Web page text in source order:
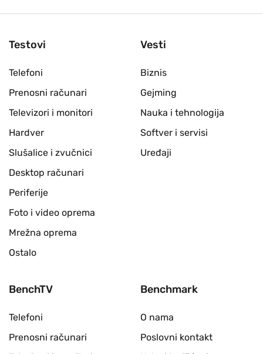
Testovi
Telefoni
Prenosni računari
Televizori i monitori
Hardver
Slušalice i zvučnici
Desktop računari
Periferije
Foto i video oprema
Mrežna oprema
Ostalo
Vesti
Biznis
Gejming
Nauka i tehnologija
Softver i servisi
Uređaji
BenchTV
Telefoni
Prenosni računari
Benchmark
O nama
Poslovni kontakt